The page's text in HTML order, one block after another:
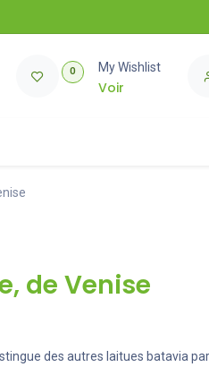
0 My Wishlist
Voir
de Venise
des autres laitues batavia